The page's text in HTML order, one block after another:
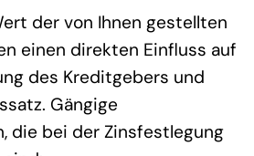
der von Ihnen gestellten
einen direkten Einfluss auf
des Kreditgebers und
Gängige
die bei der Zinsfestlegung